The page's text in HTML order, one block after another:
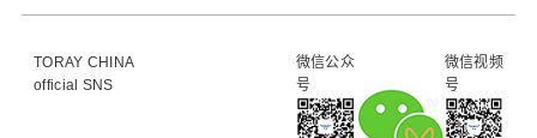
TORAY CHINA
official SNS
微信公众
号
微信视频
号